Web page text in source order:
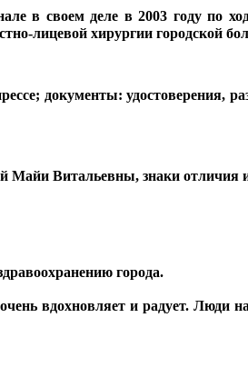
в своем деле в 2003 году по
лицевой хирургии городской
документы: удостоверения,
Витальевны, знаки отличия
города.
вдохновляет и радует. Люди